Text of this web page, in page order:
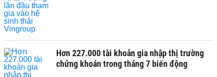
Hơn 227.000 tài khoản gia nhập thị trường
chứng khoán trong tháng 7 biến động